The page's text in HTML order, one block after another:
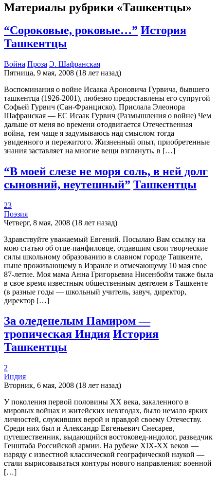
Материалы рубрики «Ташкентцы»
“Сороковые, роковые…” История
Ташкентцы
Война Проза Э. Шафранская
Пятница, 9 мая, 2008 (18 лет назад)
Воспоминания о войне Исаака Ароновича Гурвича, бывшего
ташкентца (1926-2001), любезно предоставлены его супругой
Софьей Гурвич (Сан-Франциско). Прислала Элеонора
Шафранская — ЕС Исаак Гурвич (Размышления о войне) Чем
дальше от меня во времени отодвигается Отечественная
война, тем чаще я задумываюсь над смыслом тогда
увиденного и пережитого. Жизненный опыт, приобретенные
знания заставляет на многие вещи взглянуть, в […]
“В моей слезе не моря соль, в ней долг
сыновний, неутешный” Ташкентцы
23
Поэзия
Четверг, 8 мая, 2008 (18 лет назад)
Здравствуйте уважаемый Евгений. Посылаю Вам ссылку на
мою статью об отце-панфиловце, отдавшим свои творческие
силы школьному образованию в славном городе Ташкенте,
ныне проживающему в Израиле и отмечающему 10 мая свое
87-летие. Моя мама Анна Григорьевна Нисенбойм также была
в свое время известным общественным деятелем в Ташкенте
(в разные годы — школьный учитель, завуч, директор,
директор […]
За оледенелым Памиром —
тропическая Индия История
Ташкентцы
2
Индия
Вторник, 6 мая, 2008 (18 лет назад)
У поколения первой половины XX века, закаленного в
мировых войнах и житейских невзгодах, было немало ярких
личностей, служивших верой и правдой своему Отечеству.
Среди них был и Александр Евгеньевич Снесарев,
путешественник, выдающийся востоковед-индолог, разведчик
Генштаба Российской армии. На рубеже XIX-XX веков —
наряду с известной классической географической наукой —
стали вырисовываться контуры нового направления: военной
[…]